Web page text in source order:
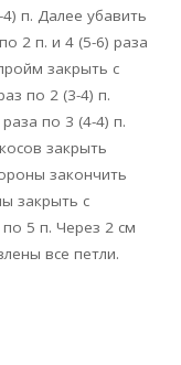
п. Далее убавить
2 п. и 4 (5-6) раза
закрыть с
по 2 (3-4) п.
по 3 (4-4) п.
закрыть
закончить
закрыть с
5 п. Через 2 см
все петли.